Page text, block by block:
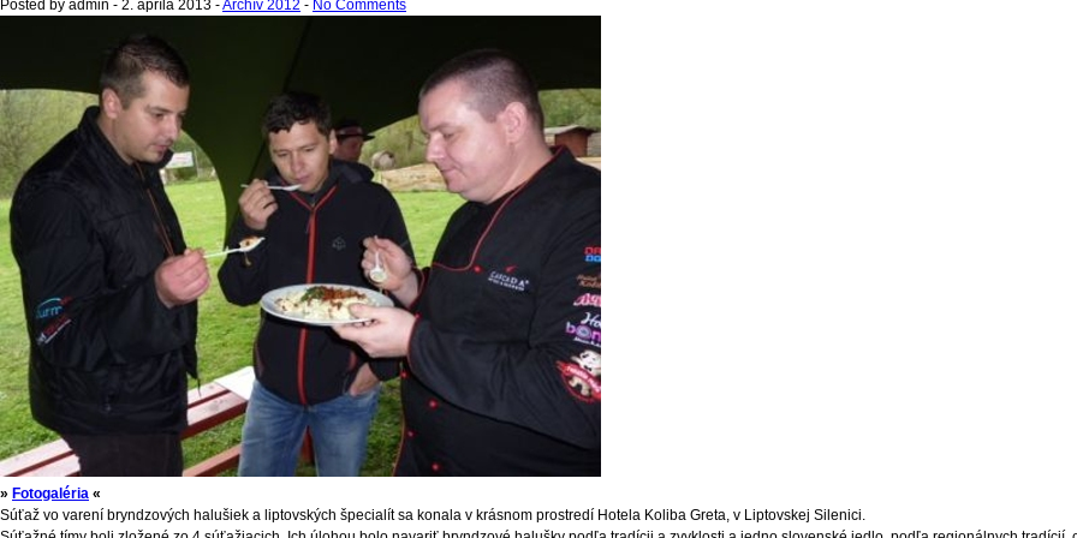
Posted by admin - 2. apríla 2013 -Archív 2012 - No Comments
» Fotogaléria «
Súťaž vo varení bryndzových halušiek a liptovských špecialít sa konala v krásnom prostredí Hotela Koliba Greta, v Liptovskej Silenici.